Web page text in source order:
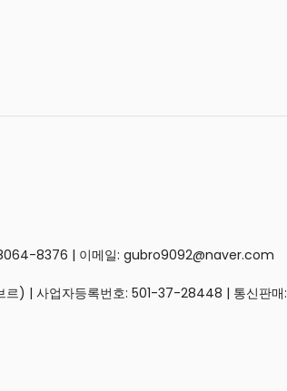
8064-8376 | 이메일: gubro9092@naver.com
르) | 사업자등록번호: 501-37-28448 | 통신판매: